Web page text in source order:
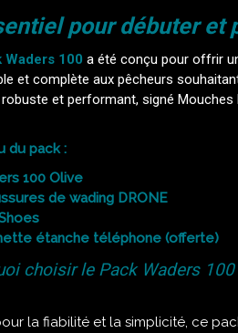
pour débuter et
Waders 100 a été conçu pour offrir
et complète aux pêcheurs
et performant, signé Mouches
du pack :
100 Olive
de wading DRONE
étanche téléphone (offerte)
choisir le Pack Waders 100
la fiabilité et la simplicité, ce